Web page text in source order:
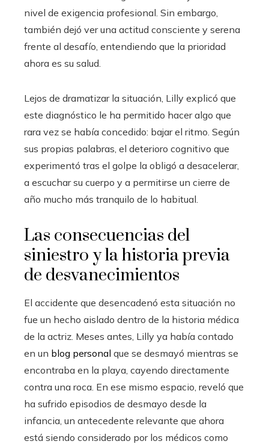
nivel de exigencia profesional. Sin embargo,
también dejó ver una actitud consciente y serena
frente al desafío, entendiendo que la prioridad
ahora es su salud.
Lejos de dramatizar la situación, Lilly explicó que
este diagnóstico le ha permitido hacer algo que
rara vez se había concedido: bajar el ritmo. Según
sus propias palabras, el deterioro cognitivo que
experimentó tras el golpe la obligó a desacelerar,
a escuchar su cuerpo y a permitirse un cierre de
año mucho más tranquilo de lo habitual.
Las consecuencias del
siniestro y la historia previa
de desvanecimientos
El accidente que desencadenó esta situación no
fue un hecho aislado dentro de la historia médica
de la actriz. Meses antes, Lilly ya había contado
en un blog personal que se desmayó mientras se
encontraba en la playa, cayendo directamente
contra una roca. En ese mismo espacio, reveló que
ha sufrido episodios de desmayo desde la
infancia, un antecedente relevante que ahora
está siendo considerado por los médicos como